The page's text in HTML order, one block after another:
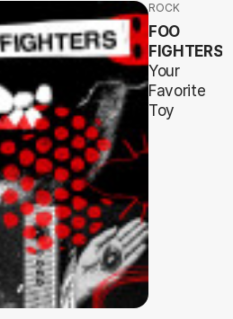
ROCK
FOO
FIGHTERS
Your
Favorite
Toy